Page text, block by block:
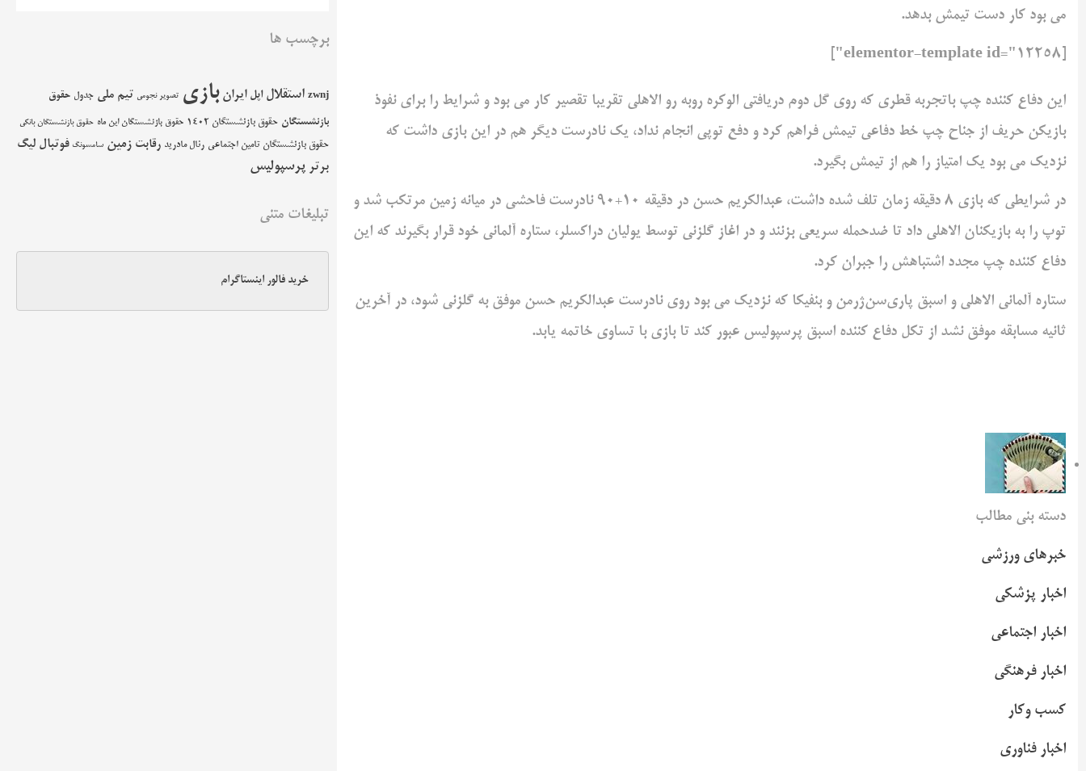
می بود کار دست تیمش بدهد.
این دفاع کننده چپ باتجربه قطری که روی گل دوم دریافتی الوکره روبه رو الاهلی تقریبا تقصیر کار می بود و شرایط را برای نفوذ
بازیکن حریف از جناح چپ خط دفاعی تیمش فراهم کرد و دفع توپی انجام نداد، یک نادرست دیگر هم در این بازی داشت که
نزدیک می بود یک امتیاز را هم از تیمش بگیرد.
در شرایطی که بازی 8 دقیقه زمان تلف شده داشت، عبدالکریم حسن در دقیقه 10+90 نادرست فاحشی در میانه زمین مرتکب شد و
توپ را به بازیکنان الاهلی داد تا ضدحمله سریعی بزنند و در اغاز گلزنی توسط یولیان دراکسلر، ستاره آلمانی خود قرار بگیرند که این
دفاع کننده چپ مجدد اشتباهش را جبران کرد.
ستاره آلمانی الاهلی و اسبق پاری‌سن‌ژرمن و بنفیکا که نزدیک می بود روی نادرست عبدالکریم حسن موفق به گلزنی شود، در آخرین
ثانیه مسابقه موفق نشد از تکل دفاع کننده اسبق پرسپولیس عبور کند تا بازی با تساوی خاتمه یابد.
دسته بنی مطالب
خبرهای ورزشی
اخبار پزشکی
اخبار اجتماعی
اخبار فرهنگی
کسب وکار
اخبار فناوری
برچسب ها
zwnj استقلال اپل ایران بازی تصویر نجومی تیم ملی جدول حقوق
بازنشستگان حقوق بازنشستگان 1402 حقوق بازنشستگان این ماه حقوق بازنشستگان بانکی
حقوق بازنشستگان تامین اجتماعی رئال مادرید رقابت زمین سامسونگ فوتبال لیگ
برتر پرسپولیس
تبلیغات متنی
خرید فالور اینستاگرام